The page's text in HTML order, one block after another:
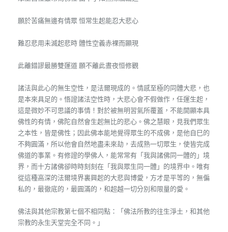
願於苦痛無邊有情眾 恒常生起能忍大悲心
難忍悲用未滅起悲時 體性空義赤裸而顯現
此離錯謬最勝雙運道 願不離此晝夜恒修觀
諸法與此心的無生空性，是法爾現成的。情感至極的同體大悲，也
是本來具足的。悟證諸法空性時，大悲心會不假做作，任運生起，
這是微妙不可思議的事情！對於被無明習氣所覆蓋，不能開顯本具
佛性的有情，佛陀自然會生起無比的悲心。佛之慧眼，見我們眾生
之本性，皆是佛性；因此佛本能地覺得眾生的不成佛，是他自巳的
不夠圓滿，所以他會自然地盡未來劫，去成熟一切眾生，使皆完成
佛道的事業。有修證的學佛人，能常常有「我與諸佛同一體的」境
界，而十方諸佛卻時時刻刻在「我與眾生同一體」的境界中。唯有
從這種高深的法爾境界裏興起的大悲與博愛，方才是平等的，無偏
私的，最徹底的，最圓滿的，和超越一切分別和限量的愛。
佛法與其他宗教第七個不相同點：「佛法所教的往生淨土，和其他
宗教的永生天堂完全不同。」